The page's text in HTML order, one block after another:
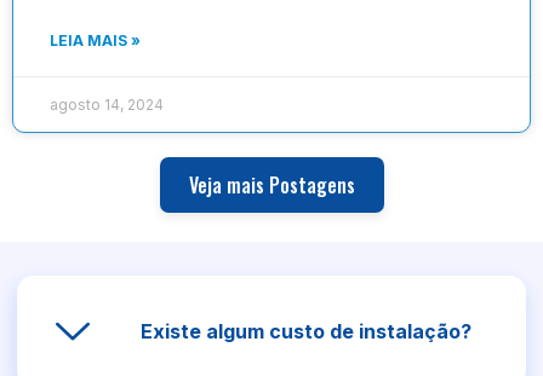
LEIA MAIS »
agosto 14, 2024
Veja mais Postagens
Existe algum custo de instalação?